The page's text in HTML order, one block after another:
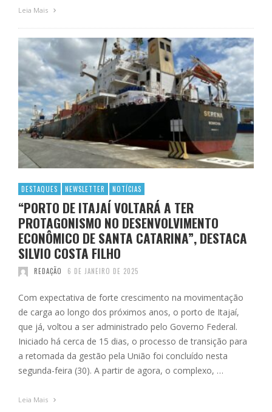
Leia Mais
DESTAQUES NEWSLETTER NOTÍCIAS
“PORTO DE ITAJAÍ VOLTARÁ A TER
PROTAGONISMO NO DESENVOLVIMENTO
ECONÔMICO DE SANTA CATARINA”, DESTACA
SILVIO COSTA FILHO
REDAÇÃO 6 DE JANEIRO DE 2025
Com expectativa de forte crescimento na movimentação
de carga ao longo dos próximos anos, o porto de Itajaí,
que já, voltou a ser administrado pelo Governo Federal.
Iniciado há cerca de 15 dias, o processo de transição para
a retomada da gestão pela União foi concluído nesta
segunda-feira (30). A partir de agora, o complexo, …
Leia Mais